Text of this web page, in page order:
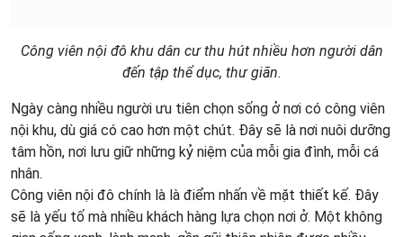
Công viên nội đô khu dân cư thu hút nhiều hơn người dân
đến tập thể dục, thư giãn.
Ngày càng nhiều người ưu tiên chọn sống ở nơi có công viên
nội khu, dù giá có cao hơn một chút. Đây sẽ là nơi nuôi dưỡng
tâm hồn, nơi lưu giữ những kỷ niệm của mỗi gia đình, mỗi cá
nhân.
Công viên nội đô chính là là điểm nhấn về mặt thiết kế. Đây
sẽ là yếu tố mà nhiều khách hàng lựa chọn nơi ở. Một không